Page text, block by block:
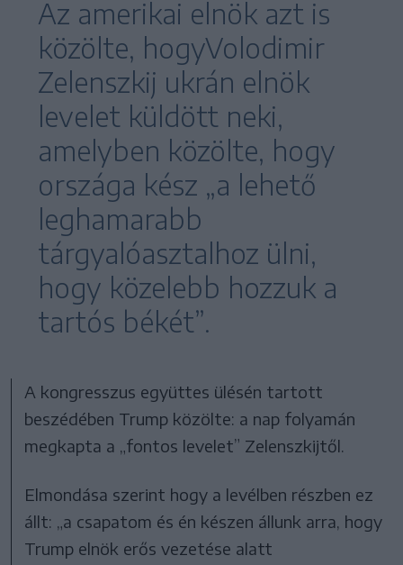
Az amerikai elnök azt is
közölte, hogyVolodimir
Zelenszkij ukrán elnök
levelet küldött neki,
amelyben közölte, hogy
országa kész „a lehető
leghamarabb
tárgyalóasztalhoz ülni,
hogy közelebb hozzuk a
tartós békét”.
A kongresszus együttes ülésén tartott
beszédében Trump közölte: a nap folyamán
megkapta a „fontos levelet” Zelenszkijtől.
Elmondása szerint hogy a levélben részben ez
állt: „a csapatom és én készen állunk arra, hogy
Trump elnök erős vezetése alatt